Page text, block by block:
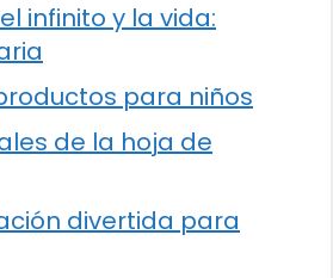
infinito y la vida:
para niños
de la hoja de
divertida para